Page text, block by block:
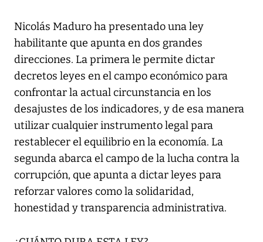
Nicolás Maduro ha presentado una ley
habilitante que apunta en dos grandes
direcciones. La primera le permite dictar
decretos leyes en el campo económico para
confrontar la actual circunstancia en los
desajustes de los indicadores, y de esa manera
utilizar cualquier instrumento legal para
restablecer el equilibrio en la economía. La
segunda abarca el campo de la lucha contra la
corrupción, que apunta a dictar leyes para
reforzar valores como la solidaridad,
honestidad y transparencia administrativa.